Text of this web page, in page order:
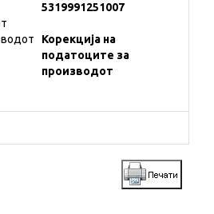
5319991251007
Корекција на
податоците за
производот